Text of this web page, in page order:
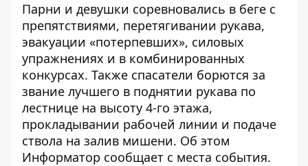
Парни и девушки соревновались в беге с
препятствиями, перетягивании рукава,
эвакуации «потерпевших», силовых
упражнениях и в комбинированных
конкурсах. Также спасатели борются за
звание лучшего в поднятии рукава по
лестнице на высоту 4-го этажа,
прокладывании рабочей линии и подаче
ствола на залив мишени. Об этом
Информатор сообщает с места события.